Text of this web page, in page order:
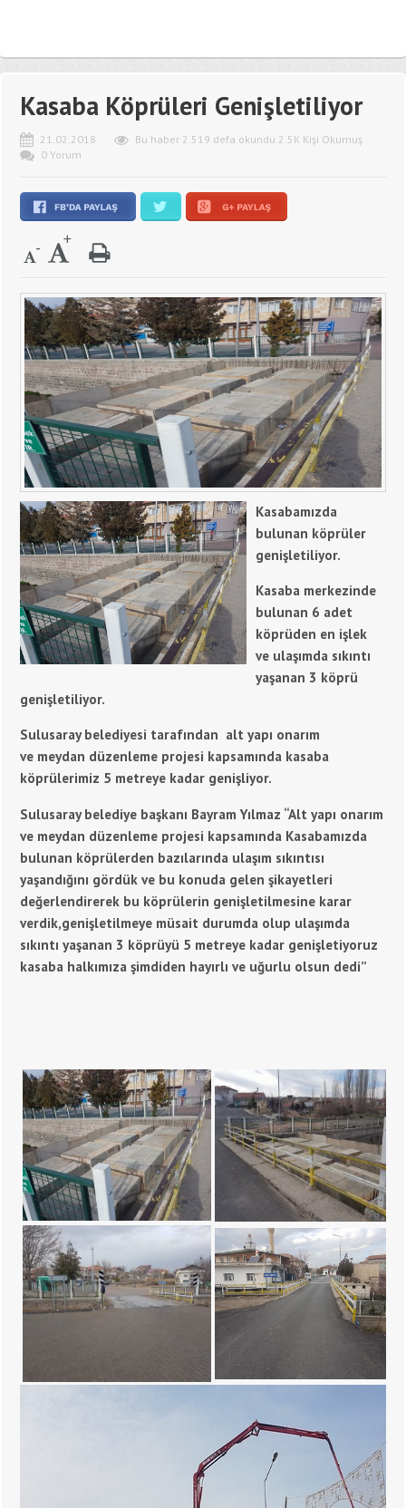
Kasaba Köprüleri Genişletiliyor
21.02.2018
Bu haber 2.519 defa okundu 2.5K Kişi Okumuş
0 Yorum
Kasabamızda
bulunan köprüler
genişletiliyor.
Kasaba merkezinde
bulunan 6 adet
köprüden en işlek
ve ulaşımda sıkıntı
yaşanan 3 köprü
genişletiliyor.
Sulusaray belediyesi tarafından alt yapı onarım
ve meydan düzenleme projesi kapsamında kasaba
köprülerimiz 5 metreye kadar genişliyor.
Sulusaray belediye başkanı Bayram Yılmaz “Alt yapı onarım
ve meydan düzenleme projesi kapsamında Kasabamızda
bulunan köprülerden bazılarında ulaşım sıkıntısı
yaşandığını gördük ve bu konuda gelen şikayetleri
değerlendirerek bu köprülerin genişletilmesine karar
verdik,genişletilmeye müsait durumda olup ulaşımda
sıkıntı yaşanan 3 köprüyü 5 metreye kadar genişletiyoruz
kasaba halkımıza şimdiden hayırlı ve uğurlu olsun dedi”